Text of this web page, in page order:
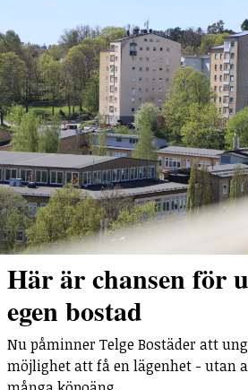
Här är chansen för
egen bostad
Nu påminner Telge Bostäder att
möjlighet att få en lägenhet - utan